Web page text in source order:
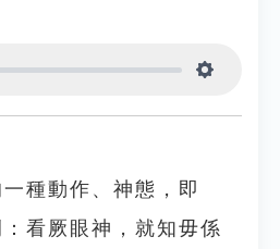
種動作、神態，即
：看厥眼神，就知毋係